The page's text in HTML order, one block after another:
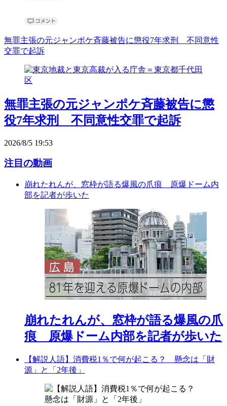
無罪主張の元ジャンポケ斉藤被告に懲役7年求刑 不同意性
交罪で起訴
無罪主張の元ジャンポケ斉藤被告に懲
役7年求刑 不同意性交罪で起訴
2026/8/5 19:53
注目の動画
崩れたれんが、窓枠が語る爆風の爪痕 原爆ドーム内
部を記者が歩いた
崩れたれんが、窓枠が語る爆風の爪
痕 原爆ドーム内部を記者が歩いた
【解説人語】消費税1％で何が起こる？ 懸念は「財
源」と「2年後」